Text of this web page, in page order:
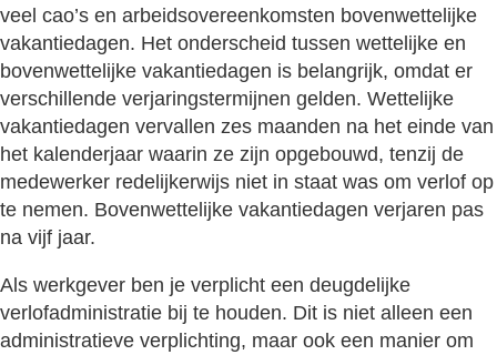
veel cao’s en arbeidsovereenkomsten bovenwettelijke
vakantiedagen. Het onderscheid tussen wettelijke en
bovenwettelijke vakantiedagen is belangrijk, omdat er
verschillende verjaringstermijnen gelden. Wettelijke
vakantiedagen vervallen zes maanden na het einde van
het kalenderjaar waarin ze zijn opgebouwd, tenzij de
medewerker redelijkerwijs niet in staat was om verlof op
te nemen. Bovenwettelijke vakantiedagen verjaren pas
na vijf jaar.
Als werkgever ben je verplicht een deugdelijke
verlofadministratie bij te houden. Dit is niet alleen een
administratieve verplichting, maar ook een manier om